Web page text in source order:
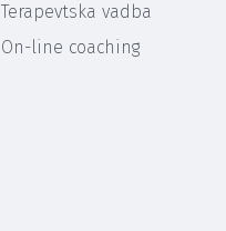
Terapevtska vadba
On-line coaching